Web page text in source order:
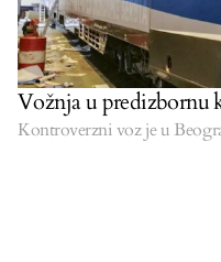
Vožnja u predizbornu
Kontroverzni voz je u